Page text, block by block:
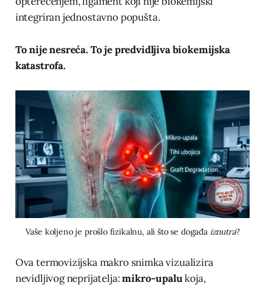
integriran jednostavno popušta.
To nije nesreća. To je predvidljiva biokemijska
katastrofa.
Vaše koljeno je prošlo fizikalnu, ali što se događa iznutra?
Ova termovizijska makro snimka vizualizira
nevidljivog neprijatelja:mikro-upalukoja,